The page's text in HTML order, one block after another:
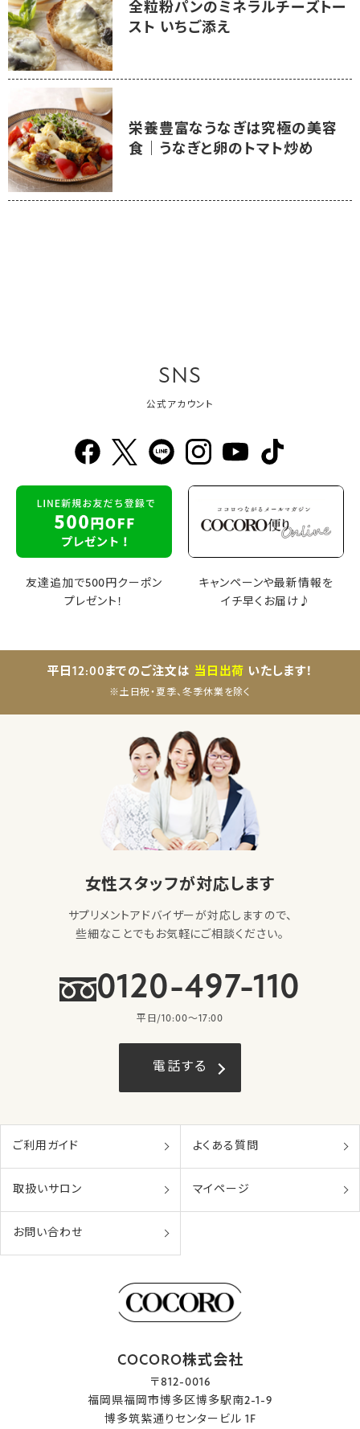
全粒粉パンのミネラルチーズトー
スト いちご添え
栄養豊富なうなぎは究極の美容
食｜うなぎと卵のトマト炒め
SNS
公式アカウント
友達追加で500円クーポン
プレゼント！
キャンペーンや最新情報を
イチ早くお届け♪
平日12:00までのご注文は 当日出荷 いたします！
※土日祝・夏季、冬季休業を除く
女性スタッフが対応します
サプリメントアドバイザーが対応しますので、
些細なことでもお気軽にご相談ください。
0120-497-110
平日/10:00〜17:00
電話する
ご利用ガイド よくある質問
取扱いサロン マイページ
お問い合わせ
COCORO株式会社
〒812-0016
福岡県福岡市博多区博多駅南2-1-9
博多筑紫通りセンタービル 1F